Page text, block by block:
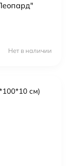
Нет в наличии